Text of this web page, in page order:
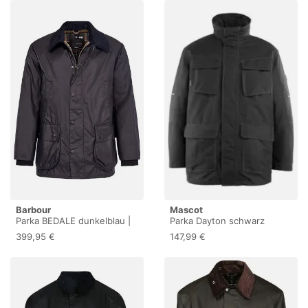
Barbour
Parka BEDALE dunkelblau |
52
399,95 €
Mascot
Parka Dayton schwarz
Größe L
147,99 €